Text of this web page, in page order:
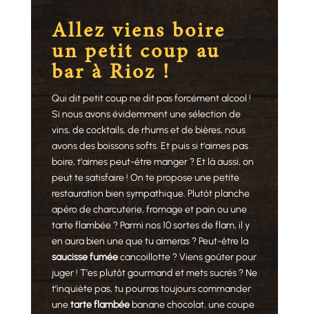
Allez viens boire
un petit coup au
bar à Rioz !
Qui dit petit coup ne dit pas forcément alcool !
Si nous avons évidemment une sélection de
vins, de cocktails, de rhums et de bières, nous
avons des boissons softs. Et puis si t’aimes pas
boire, t’aimes peut-être manger ? Et là aussi, on
peut te satisfaire ! On te propose une petite
restauration bien sympathique. Plutôt planche
apéro de charcuterie, fromage et pain ou une
tarte flambée ? Parmi nos 10 sortes de flam, il y
en aura bien une que tu aimeras ? Peut-être la
saucisse fuméecancoillotte ? Viens goûter pour
juger ! T’es plutôt gourmand et mets sucrés ? Ne
t’inquiète pas, tu pourras toujours commander
unetarte flambéebanane chocolat, une coupe